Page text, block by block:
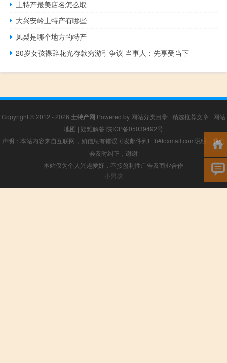
土特产最美店名怎么取
大兴安岭土特产有哪些
凤梨是哪个地方的特产
20岁女孩裸辞花光存款穷游引争议 当事人：先享受当下
Copyright © 2012 - 2026 土特产网 Powered by 网站分类目录 | 精选推荐文章 | 网站
地图 | 疑难解答 陕ICP备05039492号
声明：本站内容来自互联网，如信息有错误可发邮件到f_fb#foxmail.com说明，我们
会及时纠正，谢谢
本站仅为个人兴趣爱好，不接盈利性广告及商业合作
小男孩